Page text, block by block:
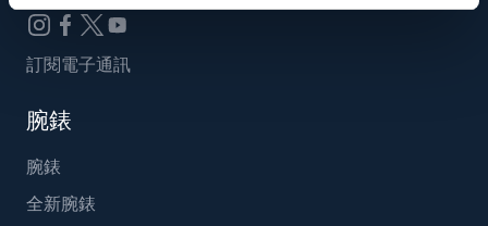
訂閱電子通訊
腕錶
腕錶
全新腕錶